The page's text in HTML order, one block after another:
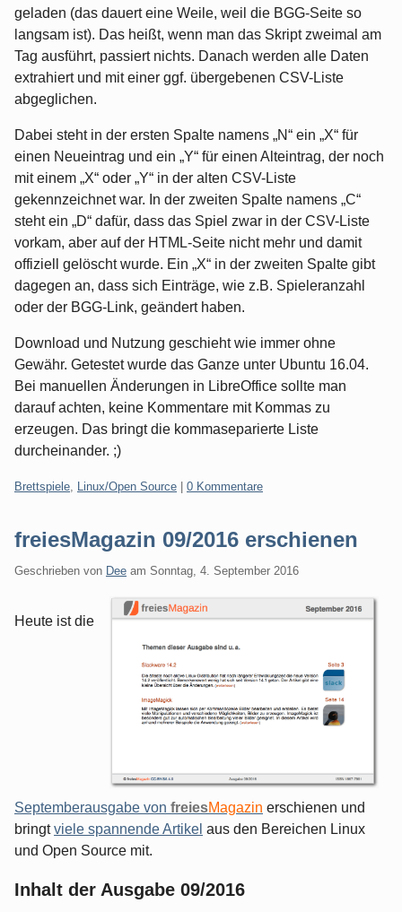
geladen (das dauert eine Weile, weil die BGG-Seite so
langsam ist). Das heißt, wenn man das Skript zweimal am
Tag ausführt, passiert nichts. Danach werden alle Daten
extrahiert und mit einer ggf. übergebenen CSV-Liste
abgeglichen.
Dabei steht in der ersten Spalte namens „N“ ein „X“ für
einen Neueintrag und ein „Y“ für einen Alteintrag, der noch
mit einem „X“ oder „Y“ in der alten CSV-Liste
gekennzeichnet war. In der zweiten Spalte namens „C“
steht ein „D“ dafür, dass das Spiel zwar in der CSV-Liste
vorkam, aber auf der HTML-Seite nicht mehr und damit
offiziell gelöscht wurde. Ein „X“ in der zweiten Spalte gibt
dagegen an, dass sich Einträge, wie z.B. Spieleranzahl
oder der BGG-Link, geändert haben.
Download und Nutzung geschieht wie immer ohne
Gewähr. Getestet wurde das Ganze unter Ubuntu 16.04.
Bei manuellen Änderungen in LibreOffice sollte man
darauf achten, keine Kommentare mit Kommas zu
erzeugen. Das bringt die kommaseparierte Liste
durcheinander. ;)
Kategorien:
Brettspiele, Linux/Open Source 0 Kommentare
freiesMagazin 09/2016 erschienen
Geschrieben von Dee am Sonntag, 4. September 2016
Heute ist die
Septemberausgabe von freiesMagazin erschienen und
bringtviele spannende Artikel aus den Bereichen Linux
und Open Source mit.
Inhalt der Ausgabe 09/2016